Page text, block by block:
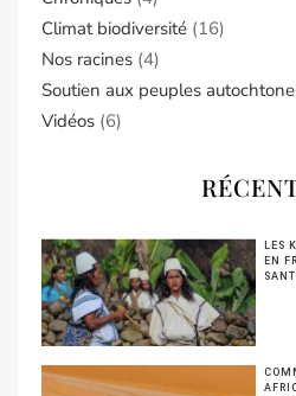
Climat biodiversité (16)
Nos racines (4)
Soutien aux peuples
Vidéos (6)
LES
EN